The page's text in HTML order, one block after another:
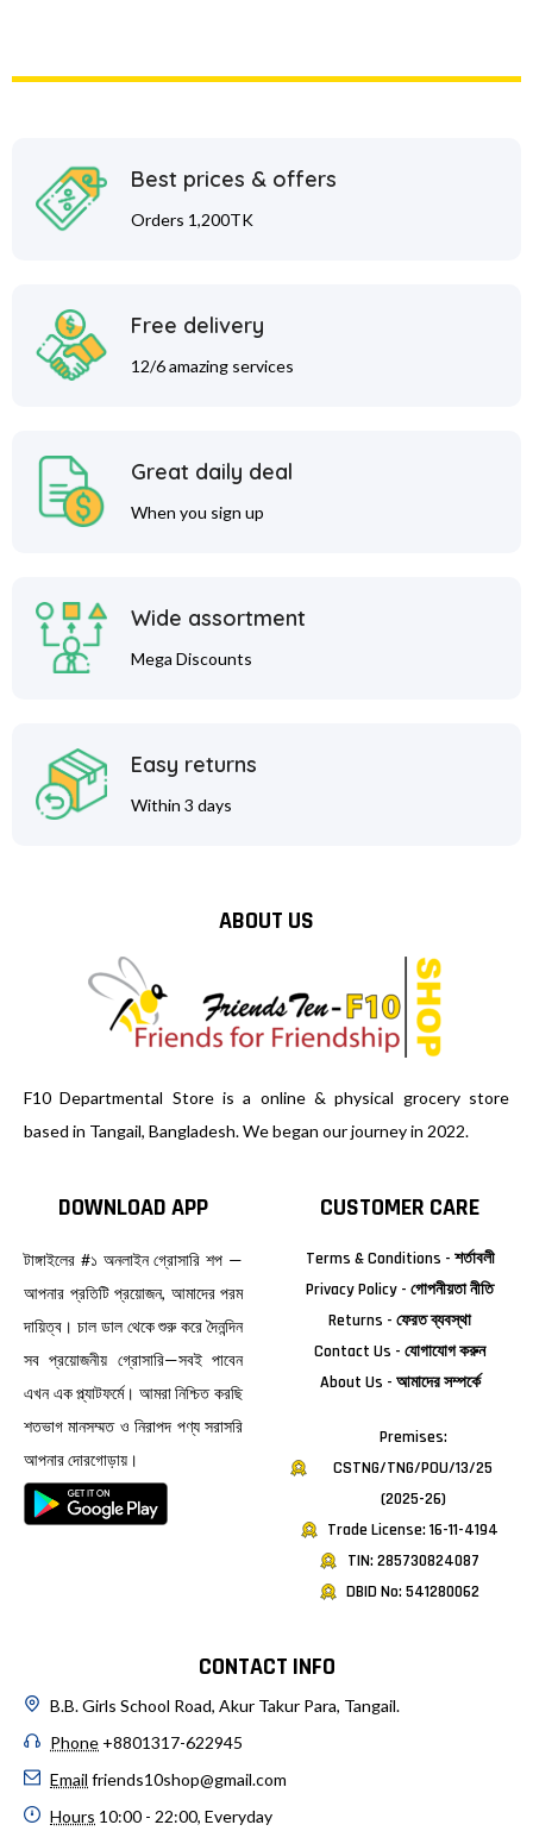
Best prices & offers
Orders 1,200TK
Free delivery
12/6 amazing services
Great daily deal
When you sign up
Wide assortment
Mega Discounts
Easy returns
Within 3 days
ABOUT US
F10 Departmental Store is a online & physical grocery store
based in Tangail, Bangladesh. We began our journey in 2022.
DOWNLOAD APP
টাঙ্গাইলের #১ অনলাইন গ্রোসারি শপ —
আপনার প্রতিটি প্রয়োজন, আমাদের পরম
দায়িত্ব। চাল ডাল থেকে শুরু করে দৈনন্দিন
সব প্রয়োজনীয় গ্রোসারি—সবই পাবেন
এখন এক প্ল্যাটফর্মে। আমরা নিশ্চিত করছি
শতভাগ মানসম্মত ও নিরাপদ পণ্য সরাসরি
আপনার দোরগোড়ায়।
CUSTOMER CARE
Terms & Conditions - শর্তাবলী
Privacy Policy - গোপনীয়তা নীতি
Returns - ফেরত ব্যবস্থা
Contact Us - যোগাযোগ করুন
About Us - আমাদের সম্পর্কে
Premises:
CSTNG/TNG/POU/13/25
(2025-26)
Trade License: 16-11-4194
TIN: 285730824087
DBID No: 541280062
CONTACT INFO
B.B. Girls School Road, Akur Takur Para, Tangail.
Phone +8801317-622945
Email friends10shop@gmail.com
Hours 10:00 - 22:00, Everyday